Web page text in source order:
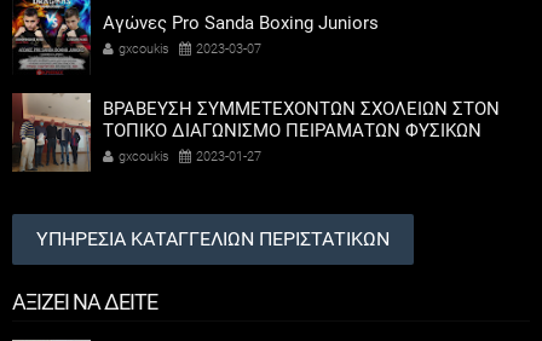
Αγώνες Pro Sanda Boxing Juniors
gxcoukis 2023-03-07
ΒΡΑΒΕΥΣΗ ΣΥΜΜΕΤΕΧΟΝΤΩΝ ΣΧΟΛΕΙΩΝ ΣΤΟΝ
ΤΟΠΙΚΟ ΔΙΑΓΩΝΙΣΜΟ ΠΕΙΡΑΜΑΤΩΝ ΦΥΣΙΚΩΝ
ΕΠΙΣΤΗΜΩΝ
gxcoukis 2023-01-27
ΥΠΗΡΕΣΙΑ ΚΑΤΑΓΓΕΛΙΩΝ ΠΕΡΙΣΤΑΤΙΚΩΝ
ΑΞΙΖΕΙ ΝΑ ΔΕΙΤΕ